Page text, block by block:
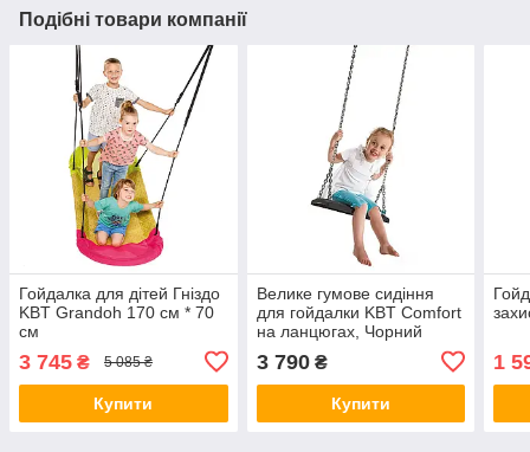
Подібні товари компанії
Гойдалка для дітей Гніздо
KBT Grandoh 170 см * 70
см
3 745 ₴ 5 085 ₴
Купити
Велике гумове сидіння
для гойдалки KBT Comfort
на ланцюгах, Чорний
3 790₴
Купити
1